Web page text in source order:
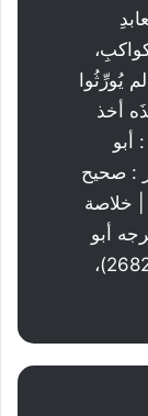
لم يُورِّثُوا
أخذ
أبو
: صحيح
أبي داود | الصفحة أو الرقم : 3641 | خلاصة
أبو
داود (3641) واللفظ له، والترمذي (2682)،